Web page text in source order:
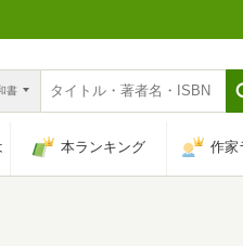
書
本ランキング 作家